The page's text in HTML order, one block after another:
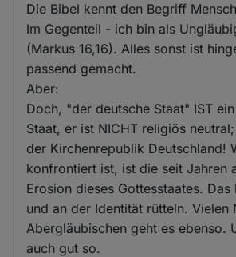
Die Bibel kennt den Begriff
Im Gegenteil - ich bin als
(Markus 16,16). Alles sonst ist
passend gemacht.
Aber:
Doch, "der deutsche Staat" IST
Staat, er ist NICHT religiös
der Kirchenrepublik Deutschland!
konfrontiert ist, ist die seit Jahren
Erosion dieses Gottesstaates.
und an der Identität rütteln. Vielen
Abergläubischen geht es ebenso.
auch gut so.